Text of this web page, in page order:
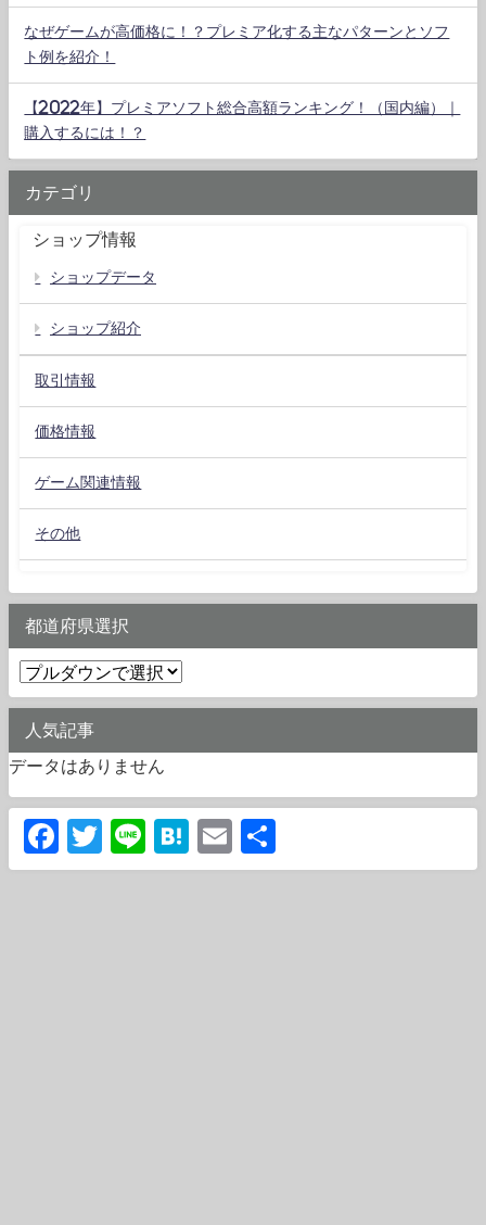
なぜゲームが高価格に！？プレミア化する主なパターンとソフ
ト例を紹介！
【2022年】プレミアソフト総合高額ランキング！（国内編）｜
購入するには！？
カテゴリ
ショップ情報
ショップデータ
ショップ紹介
取引情報
価格情報
ゲーム関連情報
その他
都道府県選択
人気記事
データはありません
Facebook
Twitter
LineHatena
Email
有